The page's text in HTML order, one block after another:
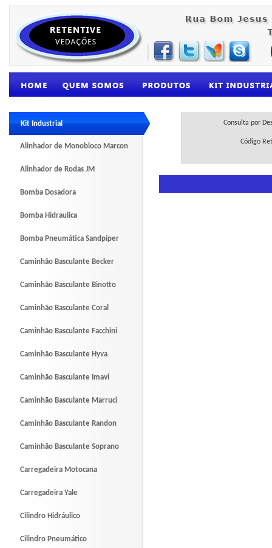
Kit Industrial
Alinhador de Monobloco Marcon
Alinhador de Rodas JM
Bomba Dosadora
Bomba Hidraulica
Bomba Pneumática Sandpiper
Caminhão Basculante Becker
Caminhão Basculante Binotto
Caminhão Basculante Coral
Caminhão Basculante Facchini
Caminhão Basculante Hyva
Caminhão Basculante Imavi
Caminhão Basculante Marruci
Caminhão Basculante Randon
Caminhão Basculante Soprano
Carregadeira Motocana
Carregadeira Yale
Cilindro Hidráulico
Cilindro Pneumático
Consulta por
Código